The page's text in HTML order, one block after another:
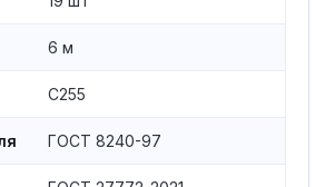
6 м
С255
ГОСТ 8240-97